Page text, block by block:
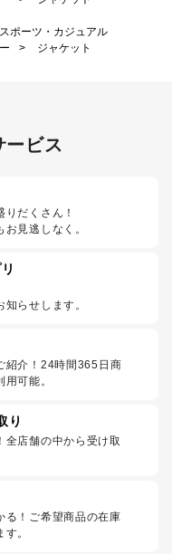
ポーツ・カジュアル
>
ジャケット
ービス
だくさん！
見逃しなく。
らせします。
紹介！24時間365日商
可能。
り
全店舗の中から受け取
る！ご希望商品の在庫
。